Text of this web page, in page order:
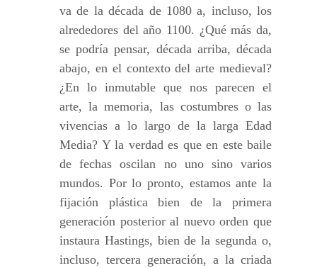
va de la década de 1080 a, incluso, los
alrededores del año 1100. ¿Qué más da,
se podría pensar, década arriba, década
abajo, en el contexto del arte medieval?
¿En lo inmutable que nos parecen el
arte, la memoria, las costumbres o las
vivencias a lo largo de la larga Edad
Media? Y la verdad es que en este baile
de fechas oscilan no uno sino varios
mundos. Por lo pronto, estamos ante la
fijación plástica bien de la primera
generación posterior al nuevo orden que
instaura Hastings, bien de la segunda o,
incluso, tercera generación, a la criada